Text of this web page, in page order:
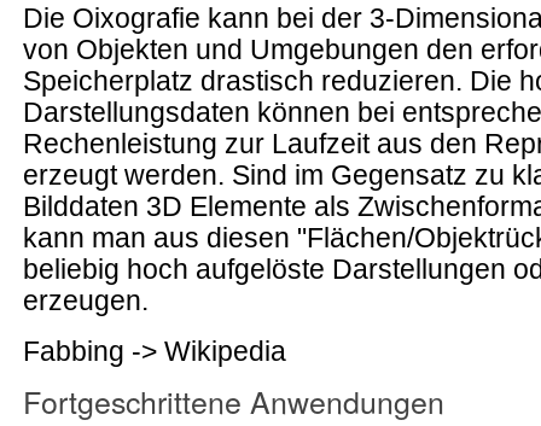
Die Oixografie kann bei der 3-
von Objekten und Umgebungen den
Speicherplatz drastisch reduzieren. Die
Darstellungsdaten können bei
Rechenleistung zur Laufzeit aus den
erzeugt werden. Sind im Gegensatz zu
Bilddaten 3D Elemente als
kann man aus diesen "Flächen/
beliebig hoch aufgelöste Darstellungen
erzeugen.
Fabbing -> Wikipedia
Fortgeschrittene Anwendungen